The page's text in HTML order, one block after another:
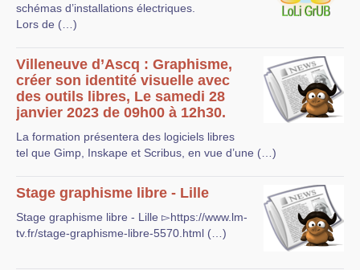
schémas d’installations électriques.
Lors de (…)
Villeneuve d’Ascq : Graphisme,
créer son identité visuelle avec
des outils libres, Le samedi 28
janvier 2023 de 09h00 à 12h30.
La formation présentera des logiciels libres
tel que Gimp, Inskape et Scribus, en vue d’une (…)
Stage graphisme libre - Lille
Stage graphisme libre - Lille ▻https://www.lm-
tv.fr/stage-graphisme-libre-5570.html (…)